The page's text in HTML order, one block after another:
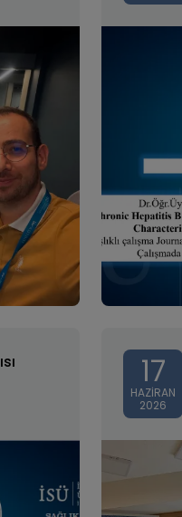
17
HAZIRAN
2026